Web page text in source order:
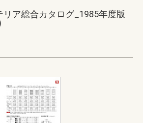
リア総合カタログ_1985年度版